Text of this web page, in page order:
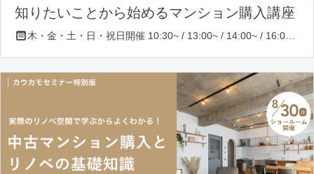
知りたいことから始めるマンション購入講座